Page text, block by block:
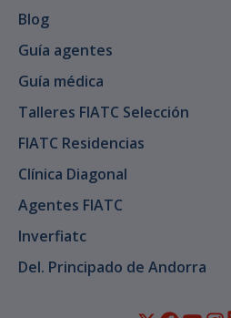
Blog
Guía agentes
Guía médica
Talleres FIATC Selección
FIATC Residencias
Clínica Diagonal
Agentes FIATC
Inverfiatc
Del. Principado de Andorra